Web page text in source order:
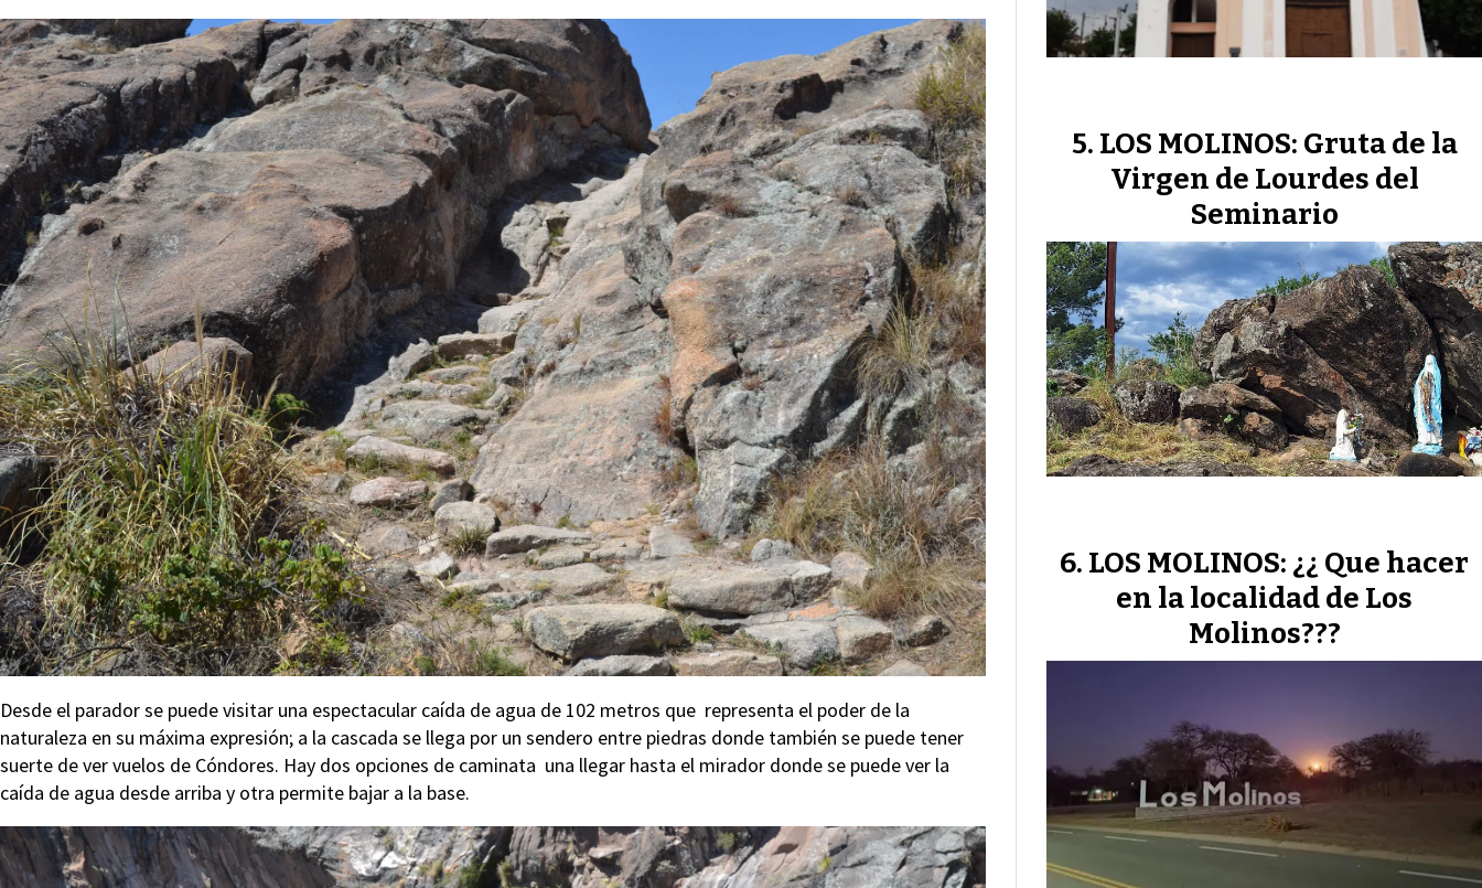
Desde el parador se puede visitar una espectacular caída de agua de 102 metros que representa el poder de la
naturaleza en su máxima expresión; a la cascada se llega por un sendero entre piedras donde también se puede tener
suerte de ver vuelos de Cóndores. Hay dos opciones de caminata una llegar hasta el mirador donde se puede ver la
caída de agua desde arriba y otra permite bajar a la base.
LOS MOLINOS: Gruta de la
Virgen de Lourdes del
Seminario
LOS MOLINOS: ¿¿ Que hacer
en la localidad de Los
Molinos???